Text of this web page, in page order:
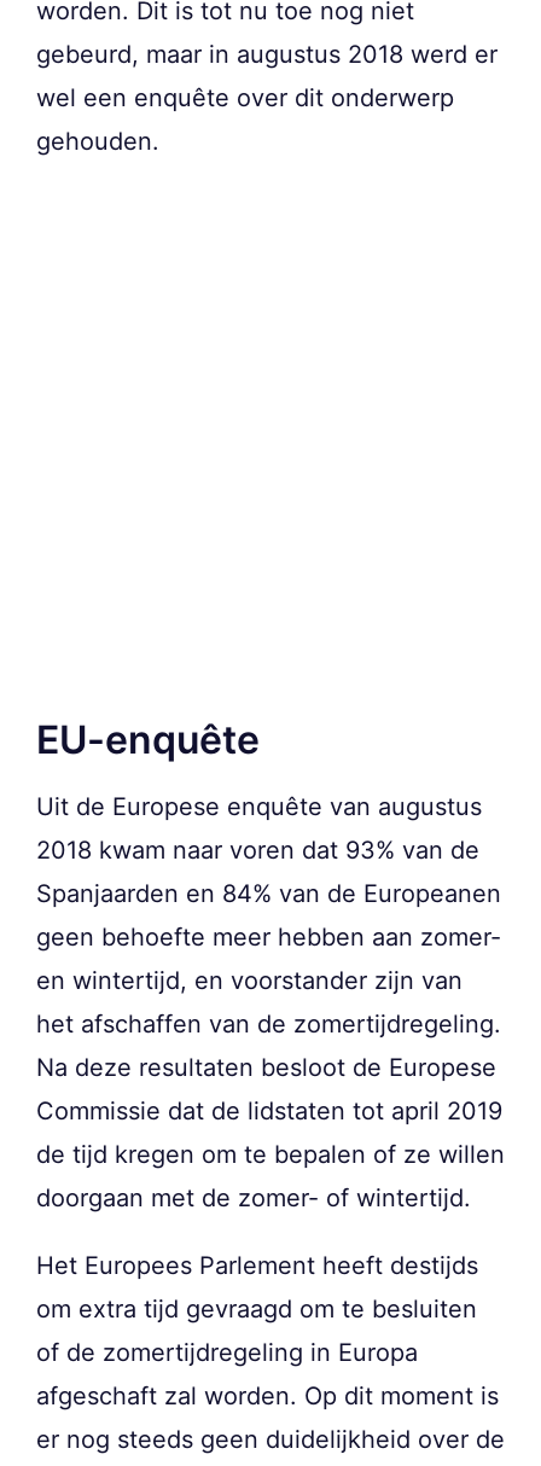
worden. Dit is tot nu toe nog niet
gebeurd, maar in augustus 2018 werd er
wel een enquête over dit onderwerp
gehouden.
EU-enquête
Uit de Europese enquête van augustus
2018 kwam naar voren dat 93% van de
Spanjaarden en 84% van de Europeanen
geen behoefte meer hebben aan zomer-
en wintertijd, en voorstander zijn van
het afschaffen van de zomertijdregeling.
Na deze resultaten besloot de Europese
Commissie dat de lidstaten tot april 2019
de tijd kregen om te bepalen of ze willen
doorgaan met de zomer- of wintertijd.
Het Europees Parlement heeft destijds
om extra tijd gevraagd om te besluiten
of de zomertijdregeling in Europa
afgeschaft zal worden. Op dit moment is
er nog steeds geen duidelijkheid over de